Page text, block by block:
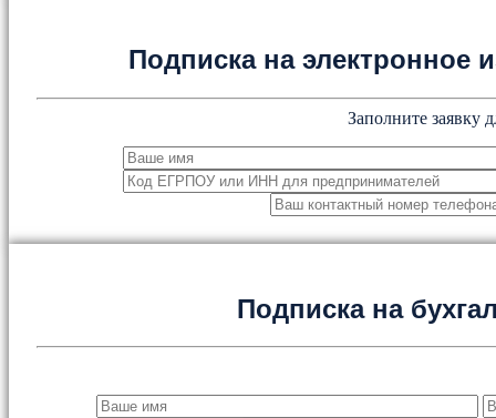
Подписка на электронное
Заполните заявку
Подписка на